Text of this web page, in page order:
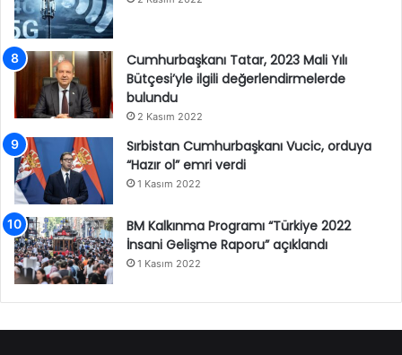
Cumhurbaşkanı Tatar, 2023 Mali Yılı
Bütçesi’yle ilgili değerlendirmelerde
bulundu
2 Kasım 2022
Sırbistan Cumhurbaşkanı Vucic, orduya
“Hazır ol” emri verdi
1 Kasım 2022
BM Kalkınma Programı “Türkiye 2022
İnsani Gelişme Raporu” açıklandı
1 Kasım 2022